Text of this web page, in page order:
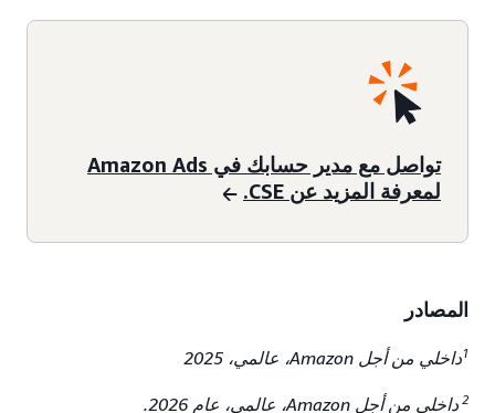
تواصل مع مدير حسابك في Amazon Ads
لمعرفة المزيد عن CSE.
المصادر
1داخلي من أجل Amazon، عالمي، 2025
2 داخلي من أجل Amazon، عالمي، عام 2026.